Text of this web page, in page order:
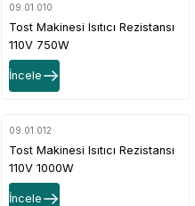
09.01.010
Tost Makinesi Isıtıcı Rezistansı
110V 750W
İncele
09.01.012
Tost Makinesi Isıtıcı Rezistansı
110V 1000W
İncele